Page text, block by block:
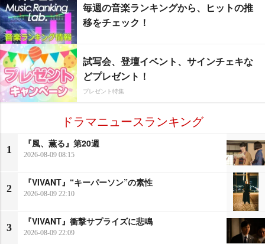
毎週の音楽ランキングから、ヒットの推
移をチェック！
試写会、登壇イベント、サインチェキな
どプレゼント！
プレゼント特集
ドラマニュースランキング
1
『風、薫る』第20週
2026-08-09 08:15
2
『VIVANT』“キーパーソン”の素性
2026-08-09 22:10
3
『VIVANT』衝撃サプライズに悲鳴
2026-08-09 22:09